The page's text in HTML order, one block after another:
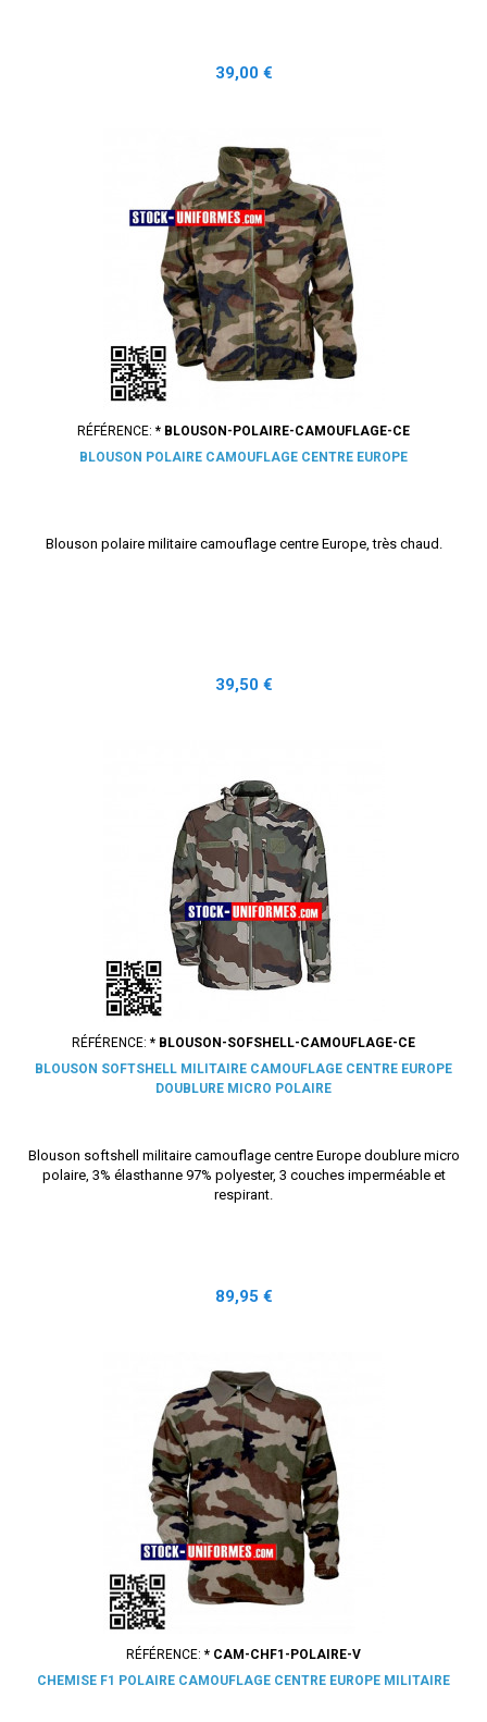
Prix
39,00 €
RÉFÉRENCE: * BLOUSON-POLAIRE-CAMOUFLAGE-CE
BLOUSON POLAIRE CAMOUFLAGE CENTRE EUROPE
Blouson polaire militaire camouflage centre Europe, très chaud.
Prix
39,50 €
RÉFÉRENCE: * BLOUSON-SOFSHELL-CAMOUFLAGE-CE
BLOUSON SOFTSHELL MILITAIRE CAMOUFLAGE CENTRE EUROPE
DOUBLURE MICRO POLAIRE
Blouson softshell militaire camouflage centre Europe doublure micro
polaire, 3% élasthanne 97% polyester, 3 couches imperméable et
respirant.
Prix
89,95 €
RÉFÉRENCE: * CAM-CHF1-POLAIRE-V
CHEMISE F1 POLAIRE CAMOUFLAGE CENTRE EUROPE MILITAIRE